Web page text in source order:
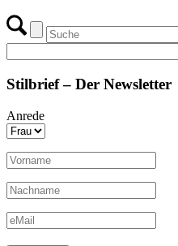
Stilbrief – Der Newsletter
Anrede